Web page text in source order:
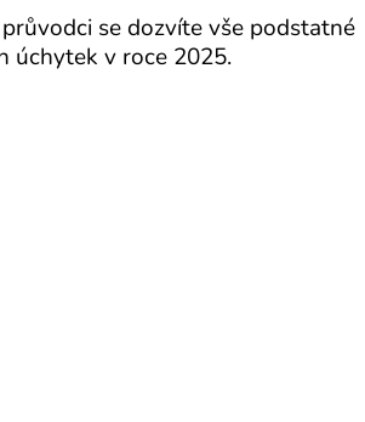
se dozvíte vše podstatné
úchytek v roce 2025.